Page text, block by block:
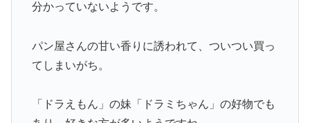
分かっていないようです。
パン屋さんの甘い香りに誘われて、ついつい買っ
てしまいがち。
「ドラえもん」の妹「ドラミちゃん」の好物でも